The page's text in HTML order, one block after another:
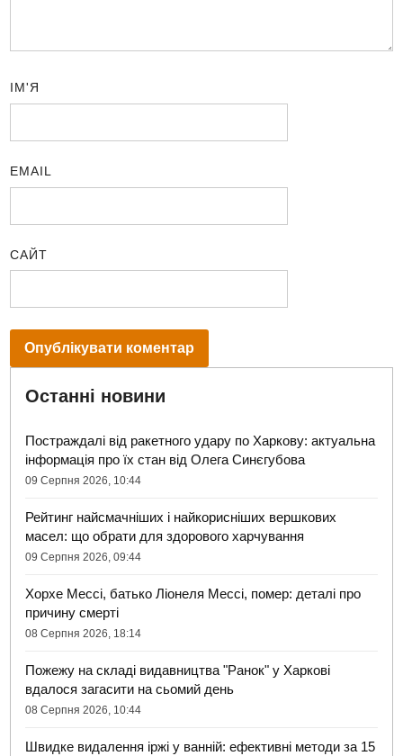
ІМ'Я
EMAIL
САЙТ
Останні новини
Постраждалі від ракетного удару по Харкову: актуальна
інформація про їх стан від Олега Синєгубова
09 Серпня 2026, 10:44
Рейтинг найсмачніших і найкорисніших вершкових
масел: що обрати для здорового харчування
09 Серпня 2026, 09:44
Хорхе Мессі, батько Ліонеля Мессі, помер: деталі про
причину смерті
08 Серпня 2026, 18:14
Пожежу на складі видавництва "Ранок" у Харкові
вдалося загасити на сьомий день
08 Серпня 2026, 10:44
Швидке видалення іржі у ванній: ефективні методи за 15